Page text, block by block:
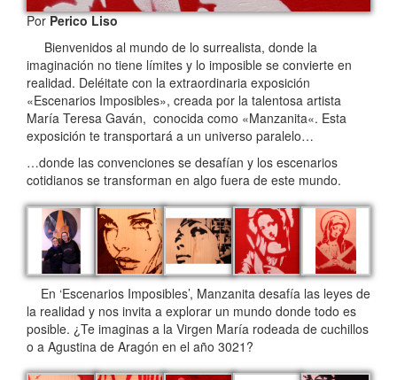
PorPerico Liso
Bienvenidos al mundo de lo surrealista, donde la
imaginación no tiene límites y lo imposible se convierte en
realidad. Deléitate con la extraordinaria exposición
«Escenarios Imposibles», creada por la talentosa artista
María Teresa Gaván, conocida como «Manzanita«. Esta
exposición te transportará a un universo paralelo…
…donde las convenciones se desafían y los escenarios
cotidianos se transforman en algo fuera de este mundo.
En ‘Escenarios Imposibles’, Manzanita desafía las leyes de
la realidad y nos invita a explorar un mundo donde todo es
posible. ¿Te imaginas a la Virgen María rodeada de cuchillos
o a Agustina de Aragón en el año 3021?